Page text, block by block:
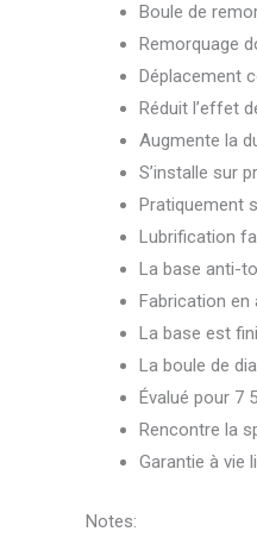
Boule de
Remorquage
Déplacement
Réduit l’effet
Augmente la
S’installe sur
Pratiquement
Lubrification
La base anti-
Fabrication
La base est
La boule de
Évalué pour 7
Rencontre la
Garantie à vie
Notes: